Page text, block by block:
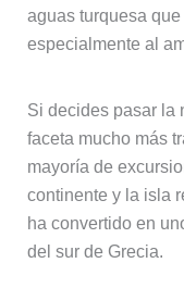
aguas turquesa
especialmente al
Si decides pasar la
faceta mucho más
mayoría de
continente y la isla
ha convertido en
del sur de Grecia.